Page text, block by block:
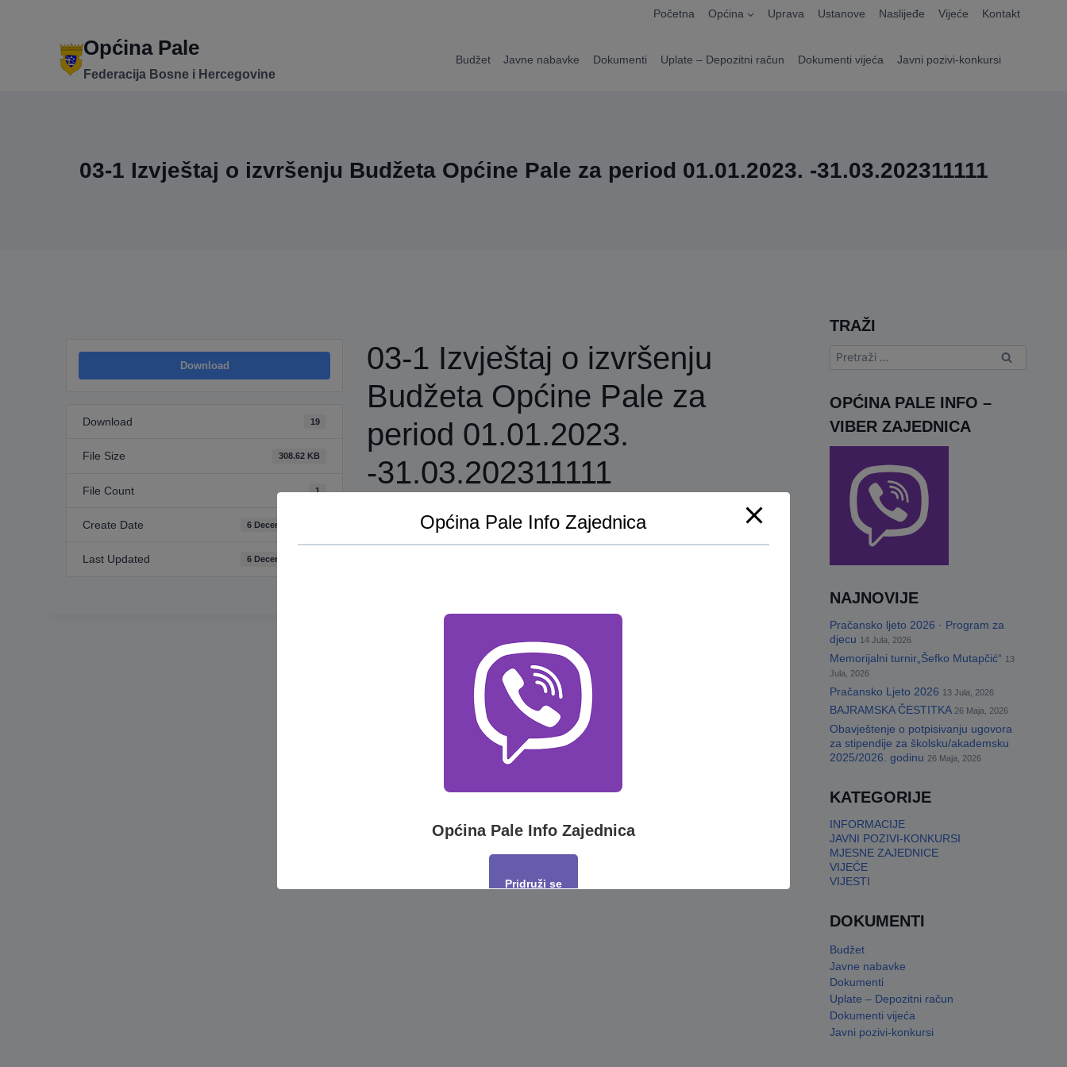
Početna Općina Uprava Ustanove Naslijeđe Vijeće Kontakt
Općina Pale
Federacija Bosne i Hercegovine
Budžet Javne nabavke Dokumenti Uplate – Depozitni račun Dokumenti vijeća Javni pozivi-konkursi
03-1 Izvještaj o izvršenju Budžeta Općine Pale za period 01.01.2023. -31.03.202311111
Download
Download 19
File Size 308.62 KB
File Count 1
Create Date 6 Decembra, 2023
Last Updated 6 Decembra, 2023
03-1 Izvještaj o izvršenju
Budžeta Općine Pale za
period 01.01.2023.
-31.03.202311111
TRAŽI
Pretraga:
OPĆINA PALE INFO –
VIBER ZAJEDNICA
NAJNOVIJE
Pračansko ljeto 2026 · Program za
djecu 14 Jula, 2026
Memorijalni turnir„Šefko Mutapčić“ 13
Jula, 2026
Pračansko Ljeto 2026 13 Jula, 2026
BAJRAMSKA ČESTITKA 26 Maja, 2026
Obavještenje o potpisivanju ugovora
za stipendije za školsku/akademsku
2025/2026. godinu 26 Maja, 2026
KATEGORIJE
INFORMACIJE
JAVNI POZIVI-KONKURSI
MJESNE ZAJEDNICE
VIJEĆE
VIJESTI
DOKUMENTI
Budžet
Javne nabavke
Dokumenti
Uplate – Depozitni račun
Dokumenti vijeća
Javni pozivi-konkursi
Općina Pale Info Zajednica
Općina Pale Info Zajednica
Pridruži se